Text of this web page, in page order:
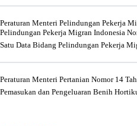
Peraturan Menteri Pelindungan Pekerja
Pelindungan Pekerja Migran Indonesia
Satu Data Bidang Pelindungan Pekerja
Peraturan Menteri Pertanian Nomor 14
Pemasukan dan Pengeluaran Benih